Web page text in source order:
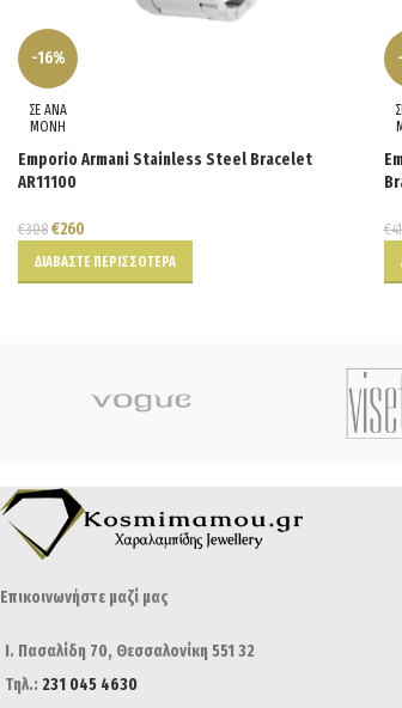
-16%
ΣΕ ΑΝΑ
ΜΟΝΗ
Emporio Armani Stainless Steel Bracelet
AR11100
€308 €260
ΔΙΑΒΆΣΤΕ ΠΕΡΙΣΣΌΤΕΡΑ
€
Επικοινωνήστε μαζί μας
Ι. Πασαλίδη 70, Θεσσαλονίκη 551 32
Τηλ.: 231 045 4630